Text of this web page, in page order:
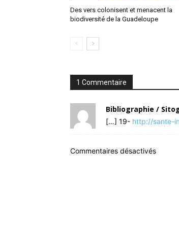
Des vers colonisent et menacent la
biodiversité de la Guadeloupe
1 Commentaire
Bibliographie /
[…] 19- http://sante-
Commentaires désactivés